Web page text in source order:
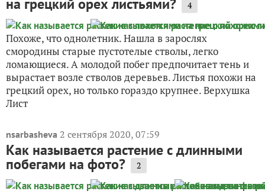
на грецкий орех листьями? 4
Похоже, что однолетник. Нашла в зарослях
смородины старые пустотелые стволы, легко
ломающиеся. А молодой побег предпочитает тень и
вырастает возле стволов деревьев. Листья похожи на
грецкий орех, но только гораздо крупнее. Верхушка
Лист
nsarbasheva 2 сентября 2020, 07:59
Как называется растение с длинными
побегами на фото? 2